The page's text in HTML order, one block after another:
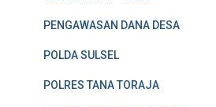
PENGAWASAN DANA DESA
POLDA SULSEL
POLRES TANA TORAJA